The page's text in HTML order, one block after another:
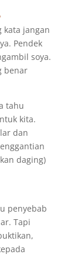
kata jangan
Pendek
soya.
benar
tahu
kita.
dan
daging)
penyebab
Tapi